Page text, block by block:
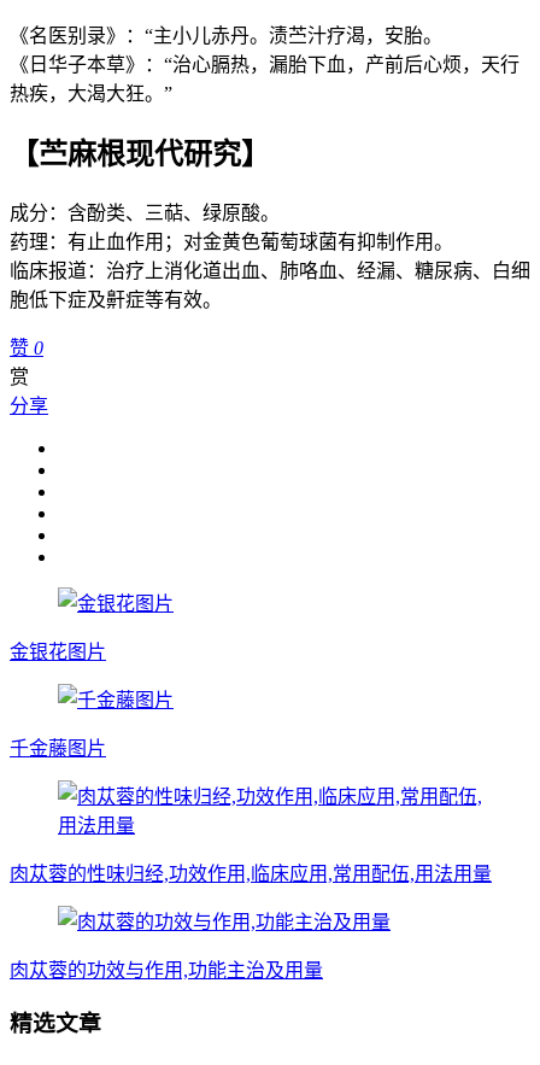
《名医别录》：“主小儿赤丹。渍苎汁疗渴，安胎。
《日华子本草》：“治心膈热，漏胎下血，产前后心烦，天行
热疾，大渴大狂。”
【苎麻根现代研究】
成分：含酚类、三萜、绿原酸。
药理：有止血作用；对金黄色葡萄球菌有抑制作用。
临床报道：治疗上消化道出血、肺咯血、经漏、糖尿病、白细
胞低下症及鼾症等有效。
赞 0
赏
分享
金银花图片
千金藤图片
肉苁蓉的性味归经,功效作用,临床应用,常用配伍,用法用量
肉苁蓉的功效与作用,功能主治及用量
精选文章